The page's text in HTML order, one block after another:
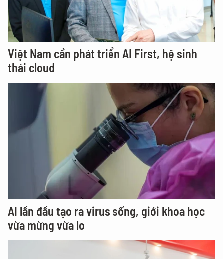
Việt Nam cần phát triển AI First, hệ sinh
thái cloud
AI lần đầu tạo ra virus sống, giới khoa học
vừa mừng vừa lo